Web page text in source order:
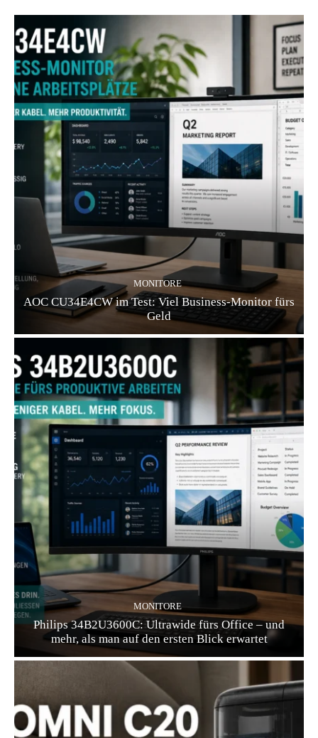
MONITORE
AOC CU34E4CW im Test: Viel Business-Monitor fürs
Geld
MONITORE
Philips 34B2U3600C: Ultrawide fürs Office – und
mehr, als man auf den ersten Blick erwartet